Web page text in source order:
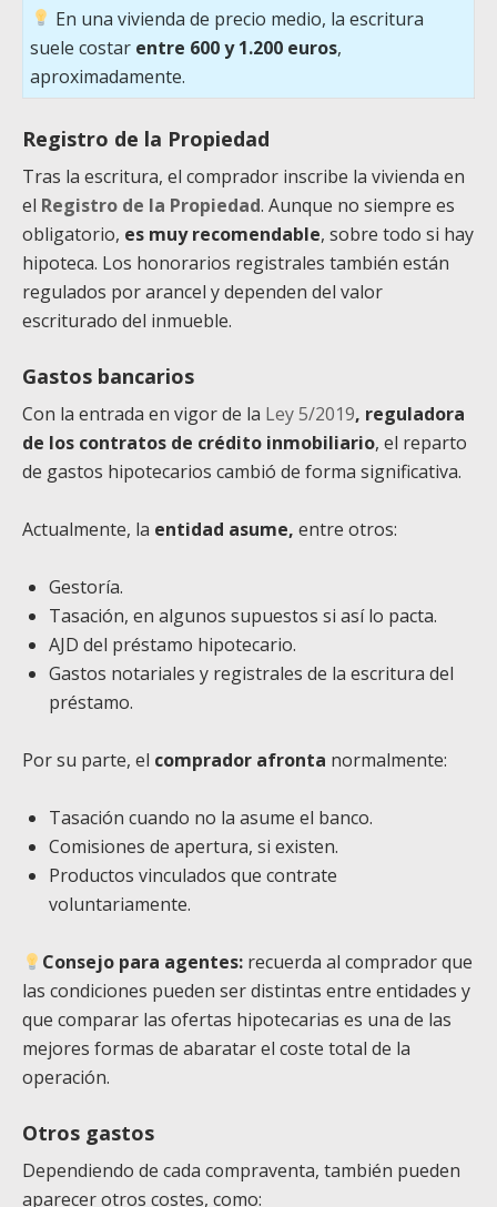
En una vivienda de precio medio, la escritura
suele costar entre 600 y 1.200 euros,
aproximadamente.
Registro de la Propiedad
Tras la escritura, el comprador inscribe la vivienda en
el Registro de la Propiedad. Aunque no siempre es
obligatorio, es muy recomendable, sobre todo si hay
hipoteca. Los honorarios registrales también están
regulados por arancel y dependen del valor
escriturado del inmueble.
Gastos bancarios
Con la entrada en vigor de la Ley 5/2019, reguladora
de los contratos de crédito inmobiliario, el reparto
de gastos hipotecarios cambió de forma significativa.
Actualmente, la entidad asume, entre otros:
Gestoría.
Tasación, en algunos supuestos si así lo pacta.
AJD del préstamo hipotecario.
Gastos notariales y registrales de la escritura del
préstamo.
Por su parte, el comprador afronta normalmente:
Tasación cuando no la asume el banco.
Comisiones de apertura, si existen.
Productos vinculados que contrate
voluntariamente.
Consejo para agentes: recuerda al comprador que
las condiciones pueden ser distintas entre entidades y
que comparar las ofertas hipotecarias es una de las
mejores formas de abaratar el coste total de la
operación.
Otros gastos
Dependiendo de cada compraventa, también pueden
aparecer otros costes, como: